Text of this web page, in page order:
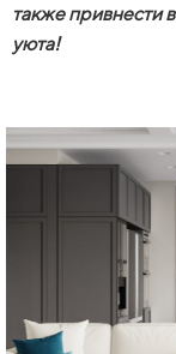
также привнести
уюта!